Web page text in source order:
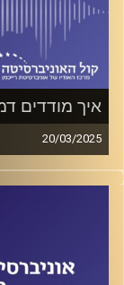
איך מודדים
20/03/2025
פודקאסט המכון
הישראלית? על
גל אריאלי